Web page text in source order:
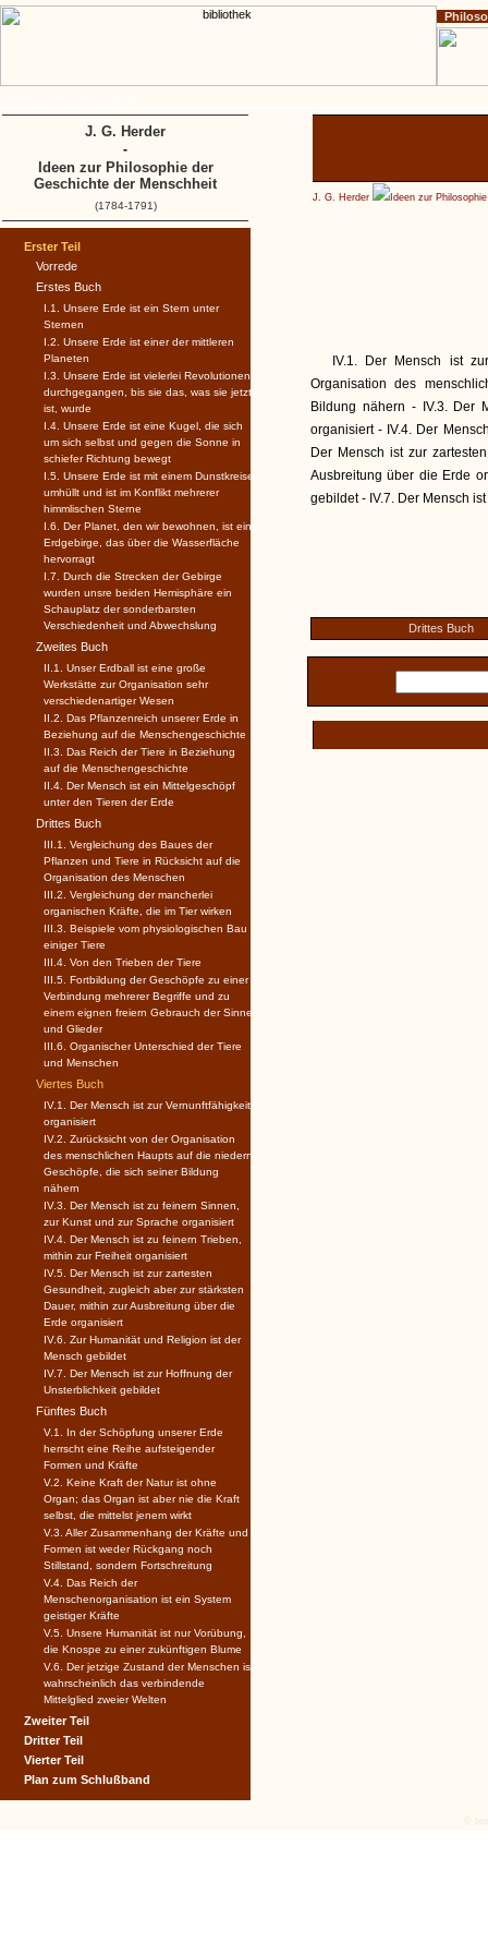
J. G. Herder Ideen zur
IV.1. Der Mensch ist
Organisation des
Bildung nähern - IV.3. Der
organisiert - IV.4. Der
Der Mensch ist zur
Ausbreitung über die Erde
gebildet - IV.7. Der Mensch
Drittes Buch
Erster Teil
Vorrede
Erstes Buch
I.1. Unsere Erde ist ein Stern unter
Sternen
I.2. Unsere Erde ist einer der mittleren
Planeten
I.3. Unsere Erde ist vielerlei Revolutionen
durchgegangen, bis sie das, was sie jetzt
ist, wurde
I.4. Unsere Erde ist eine Kugel, die sich
um sich selbst und gegen die Sonne in
schiefer Richtung bewegt
I.5. Unsere Erde ist mit einem Dunstkreise
umhüllt und ist im Konflikt mehrerer
himmlischen Sterne
I.6. Der Planet, den wir bewohnen, ist ein
Erdgebirge, das über die Wasserfläche
hervorragt
I.7. Durch die Strecken der Gebirge
wurden unsre beiden Hemisphäre ein
Schauplatz der sonderbarsten
Verschiedenheit und Abwechslung
Zweites Buch
II.1. Unser Erdball ist eine große
Werkstätte zur Organisation sehr
verschiedenartiger Wesen
II.2. Das Pflanzenreich unserer Erde in
Beziehung auf die Menschengeschichte
II.3. Das Reich der Tiere in Beziehung
auf die Menschengeschichte
II.4. Der Mensch ist ein Mittelgeschöpf
unter den Tieren der Erde
Drittes Buch
III.1. Vergleichung des Baues der
Pflanzen und Tiere in Rücksicht auf die
Organisation des Menschen
III.2. Vergleichung der mancherlei
organischen Kräfte, die im Tier wirken
III.3. Beispiele vom physiologischen Bau
einiger Tiere
III.4. Von den Trieben der Tiere
III.5. Fortbildung der Geschöpfe zu einer
Verbindung mehrerer Begriffe und zu
einem eignen freiern Gebrauch der Sinne
und Glieder
III.6. Organischer Unterschied der Tiere
und Menschen
Viertes Buch
IV.1. Der Mensch ist zur Vernunftfähigkeit
organisiert
IV.2. Zurücksicht von der Organisation
des menschlichen Haupts auf die niedern
Geschöpfe, die sich seiner Bildung
nähern
IV.3. Der Mensch ist zu feinern Sinnen,
zur Kunst und zur Sprache organisiert
IV.4. Der Mensch ist zu feinern Trieben,
mithin zur Freiheit organisiert
IV.5. Der Mensch ist zur zartesten
Gesundheit, zugleich aber zur stärksten
Dauer, mithin zur Ausbreitung über die
Erde organisiert
IV.6. Zur Humanität und Religion ist der
Mensch gebildet
IV.7. Der Mensch ist zur Hoffnung der
Unsterblichkeit gebildet
Fünftes Buch
V.1. In der Schöpfung unserer Erde
herrscht eine Reihe aufsteigender
Formen und Kräfte
V.2. Keine Kraft der Natur ist ohne
Organ; das Organ ist aber nie die Kraft
selbst, die mittelst jenem wirkt
V.3. Aller Zusammenhang der Kräfte und
Formen ist weder Rückgang noch
Stillstand, sondern Fortschreitung
V.4. Das Reich der
Menschenorganisation ist ein System
geistiger Kräfte
V.5. Unsere Humanität ist nur Vorübung,
die Knospe zu einer zukünftigen Blume
V.6. Der jetzige Zustand der Menschen ist
wahrscheinlich das verbindende
Mittelglied zweier Welten
Zweiter Teil
Dritter Teil
Vierter Teil
Plan zum Schlußband
J. G. Herder
-
Ideen zur Philosophie der
Geschichte der Menschheit
(1784-1791)